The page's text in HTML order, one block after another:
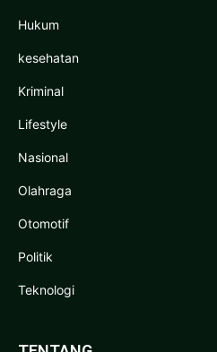
Hukum
kesehatan
Kriminal
Lifestyle
Nasional
Olahraga
Otomotif
Politik
Teknologi